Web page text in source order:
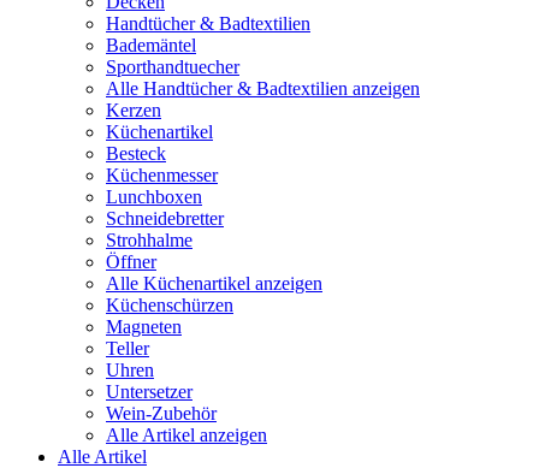
Handtücher & Badtextilien
Bademäntel
Sporthandtuecher
Alle Handtücher & Badtextilien anzeigen
Kerzen
Küchenartikel
Besteck
Küchenmesser
Lunchboxen
Schneidebretter
Strohhalme
Öffner
Alle Küchenartikel anzeigen
Küchenschürzen
Magneten
Teller
Uhren
Untersetzer
Wein-Zubehör
Alle Artikel anzeigen
Alle Artikel